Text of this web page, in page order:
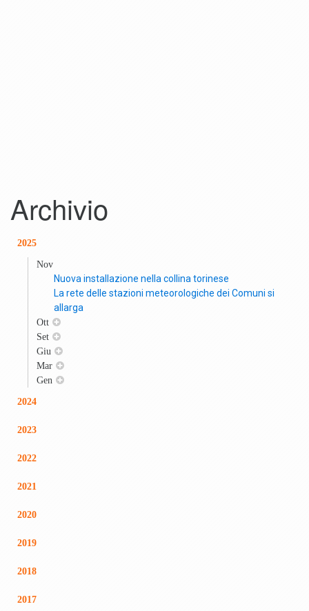
Archivio
2025
Nov
Nuova installazione nella collina torinese
La rete delle stazioni meteorologiche dei Comuni si
allarga
Ott
Set
Giu
Mar
Gen
2024
2023
2022
2021
2020
2019
2018
2017